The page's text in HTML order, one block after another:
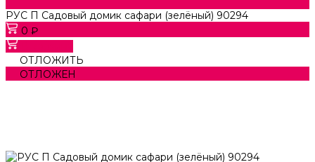
РУС П Садовый домик сафари (зелёный) 90294
0 ₽
ОТЛОЖИТЬ
ОТЛОЖЕН